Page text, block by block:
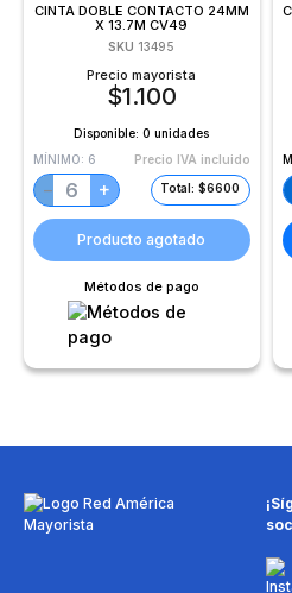
CINTA DOBLE CONTACTO 24MM
X 13.7M CV49
SKU 13495
Precio mayorista
$1.100
Disponible:0 unidades
MÍNIMO: 6 Precio IVA incluido
− + Total: $6600
Producto agotado
Métodos de pago